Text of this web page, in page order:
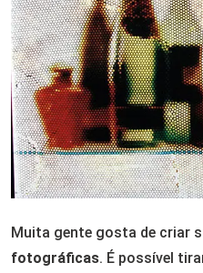
Muita gente gosta de criar
fotográficas. É possível